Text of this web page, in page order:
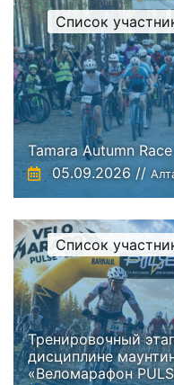
Tamara Autumn
05.09.2026 //
Список
Тренировочный
дисциплине
«Веломарафон
Список